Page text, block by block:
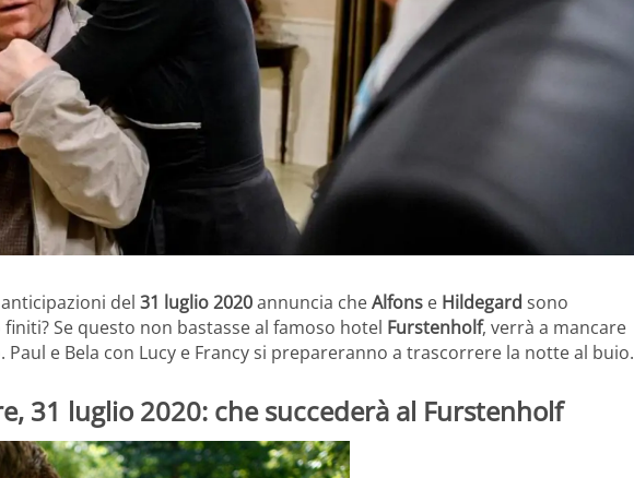
del 31 luglio 2020annuncia cheAlfons e Hildegard sono
Se questo non bastasse al famoso hotel Furstenholf, verrà a mancare
Paul e Bela con Lucy e Francy si prepareranno a trascorrere la notte al buio.
31 luglio 2020: che succederà al Furstenholf